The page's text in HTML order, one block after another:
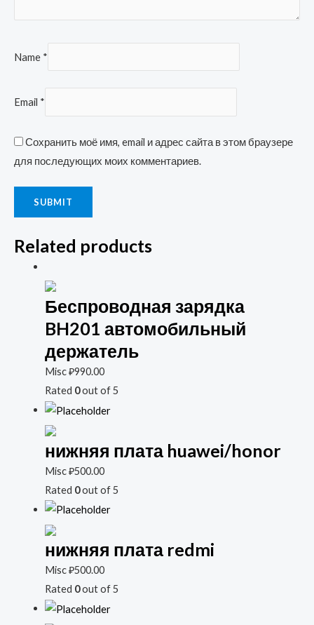
Name *
Email *
Сохранить моё имя, email и адрес сайта в этом браузере
для последующих моих комментариев.
Related products
Беспроводная зарядка
BH201 автомобильный
держатель
Misc₽990.00
Rated 0out of 5
нижняя плата huawei/honor
Misc₽500.00
Rated 0out of 5
нижняя плата redmi
Misc₽500.00
Rated 0out of 5